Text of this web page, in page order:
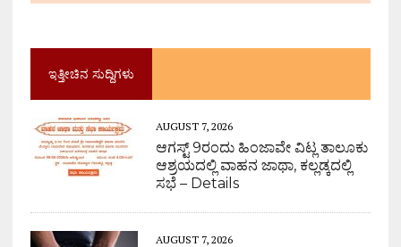
ಇತ್ತೀಚಿನ ಸುದ್ದಿಗಳು
AUGUST 7, 2026
ಆಗಸ್ಟ್ 9ರಂದು ಹಿಂಜಾವೇ ವಿಟ್ಲ ತಾಲೂಕು
ಆಶ್ರಯದಲ್ಲಿ ವಾಹನ ಜಾಥಾ, ಕಲ್ಲಡ್ಕದಲ್ಲಿ
ಸಭೆ – Details
AUGUST 7, 2026